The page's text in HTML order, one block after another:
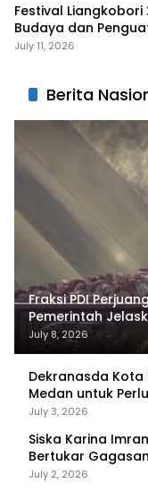
Festival
Budaya dan
July 11, 2026
Berita
Fraksi PDI
Pemerintah
Tercapai
July 8, 2026
Dekranasda Kota
Medan untuk
Primadona
July 3, 2026
Siska Karina
Bertukar
Fokus Diskusi
July 2, 2026